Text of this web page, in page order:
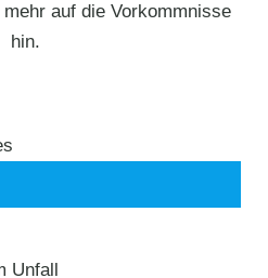
auf die Vorkommnisse
hin.